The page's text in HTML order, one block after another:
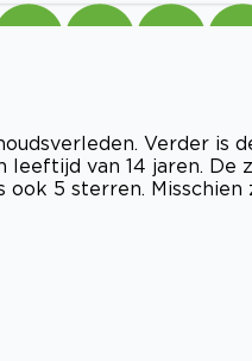
Verder is
van 14 jaren. De
5 sterren. Misschien